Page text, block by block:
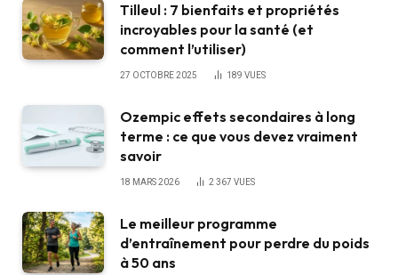
Tilleul : 7 bienfaits et propriétés
incroyables pour la santé (et
comment l’utiliser)
27 OCTOBRE 2025 189 VUES
Ozempic effets secondaires à long
terme : ce que vous devez vraiment
savoir
18 MARS 2026 2 367 VUES
Le meilleur programme
d’entraînement pour perdre du poids
à 50 ans